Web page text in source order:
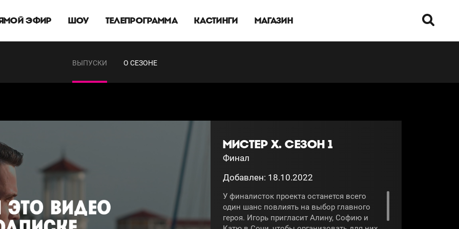
ЭФИР ШОУ ТЕЛЕПРОГРАММА КАСТИНГИ МАГАЗИН
ВЫПУСКИ О СЕЗОНЕ
МИСТЕР Х. СЕЗОН 1
Финал
Добавлен: 18.10.2022
У финалисток проекта останется всего
один шанс повлиять на выбор главного
героя. Игорь пригласит Алину, Софию и